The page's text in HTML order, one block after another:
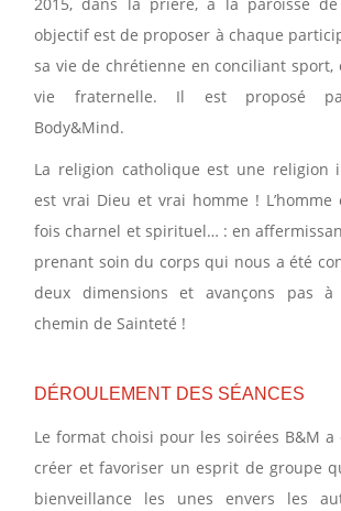
2015, dans la prière, à la paroisse
objectif est de proposer à chaque
sa vie de chrétienne en conciliant
vie fraternelle. Il est proposé par
Body&Mind.
La religion catholique est une religion
est vrai Dieu et vrai homme !
fois charnel et spirituel… : en
prenant soin du corps qui nous a été
deux dimensions et avançons pas
chemin de Sainteté !
DÉROULEMENT DES SÉANCES
Le format choisi pour les soirées B&M
créer et favoriser un esprit de groupe
bienveillance les unes envers les